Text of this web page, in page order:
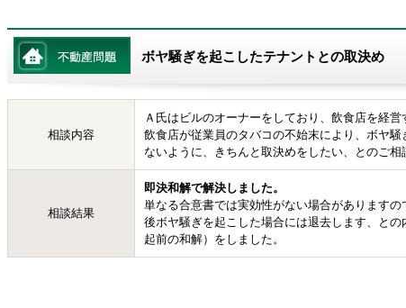
ボヤ騒ぎを起こしたテナントとの取決め
相談内容
Ａ氏はビルのオーナーをしており、飲食店を経
飲食店が従業員のタバコの不始末により、ボヤ
ないように、きちんと取決めをしたい、とのご相
相談結果
即決和解で解決しました。
単なる合意書では実効性がない場合があります
後ボヤ騒ぎを起こした場合には退去します、と
起前の和解）をしました。